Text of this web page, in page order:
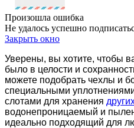
Произошла ошибка
Не удалось успешно
Закрыть окно
Уверены, вы хотите, чтобы
было в целости и
можете подобрать чехлы и
специальными
слотами для хранения
водонепроницаемый и
идеально подходящий для